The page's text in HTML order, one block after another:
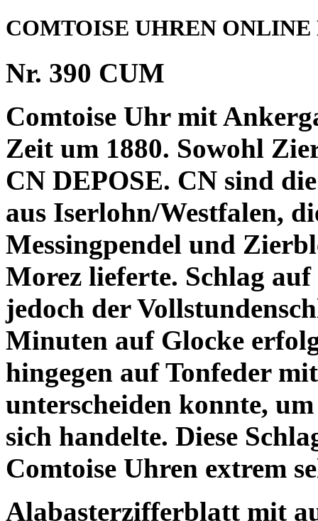
COMTOISE UHREN ONLINE
Nr. 390 CUM
Comtoise Uhr mit
Zeit um 1880. Sowohl
CN DEPOSE. CN sind
aus Iserlohn/Westfalen,
Messingpendel und
Morez lieferte. Schlag
jedoch der
Minuten auf Glocke
hingegen auf Tonfeder
unterscheiden konnte,
sich handelte. Diese
Comtoise Uhren extrem
Alabasterzifferblatt mit